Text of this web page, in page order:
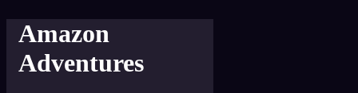
Amazon
Adventures